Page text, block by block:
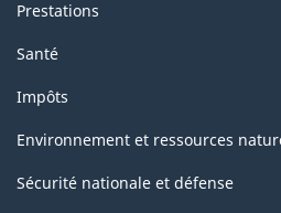
Prestations
Santé
Impôts
Environnement et ressources
Sécurité nationale et défense